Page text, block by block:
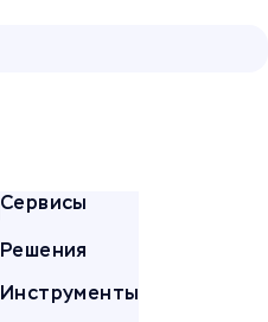
Сервисы
Решения
Инструменты